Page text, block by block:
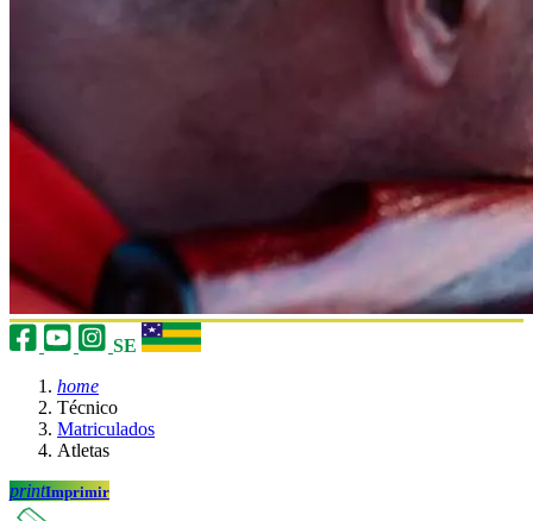
SE
home
Técnico
Matriculados
Atletas
printImprimir